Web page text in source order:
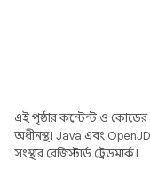
এই পৃষ্ঠার কন্টেন্ট ও
অধীনস্থ। Java এবং
সংস্থার রেজিস্টার্ড ট্রেডমার্ক।